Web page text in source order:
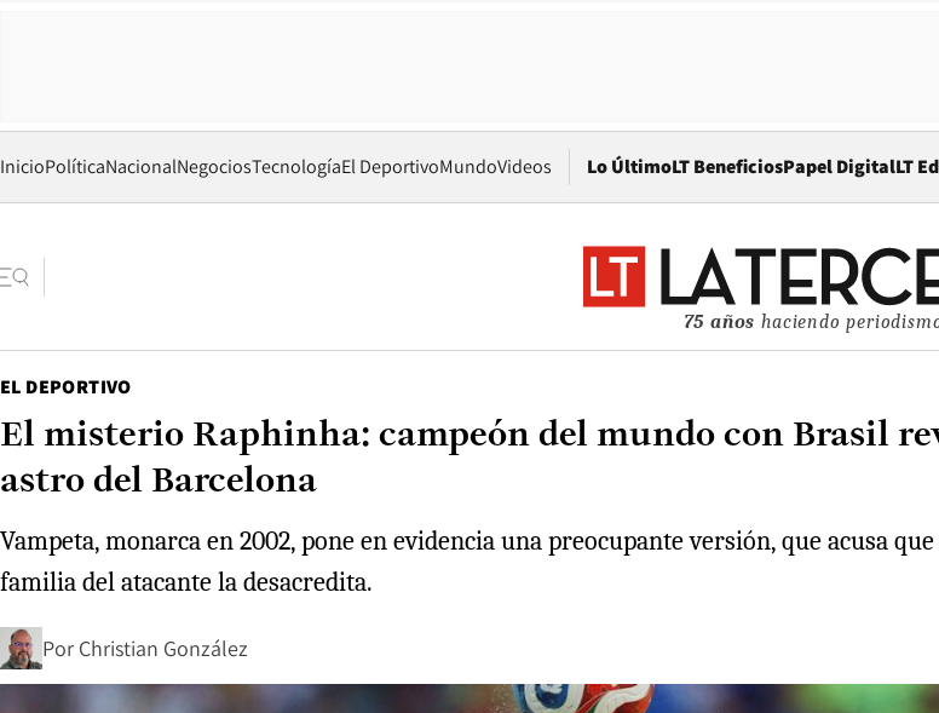
InicioPolíticaNacionalNegociosTecnologíaEl DeportivoMundoVideos Lo ÚltimoLT BeneficiosPapel DigitalLT
75 años haciendo
EL DEPORTIVO
El misterio Raphinha: campeón del mundo con Brasil
astro del Barcelona
Vampeta, monarca en 2002, pone en evidencia una preocupante versión, que acusa
familia del atacante la desacredita.
Por Christian González